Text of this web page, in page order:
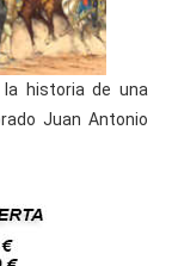
historia de una
Juan Antonio